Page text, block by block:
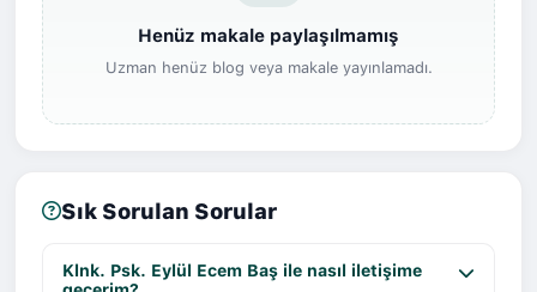
Henüz makale paylaşılmamış
Uzman henüz blog veya makale yayınlamadı.
Sık Sorulan Sorular
Klnk. Psk. Eylül Ecem Baş ile nasıl iletişime